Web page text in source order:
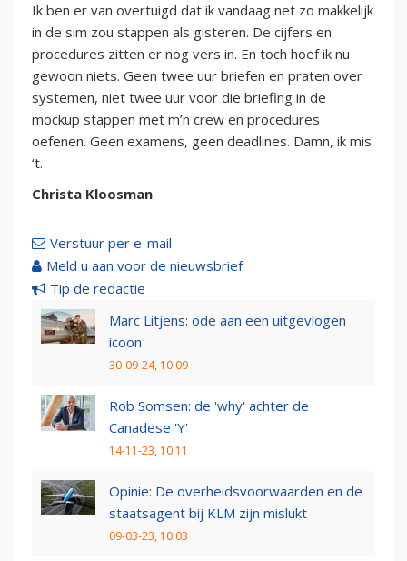
Ik ben er van overtuigd dat ik vandaag net zo makkelijk
in de sim zou stappen als gisteren. De cijfers en
procedures zitten er nog vers in. En toch hoef ik nu
gewoon niets. Geen twee uur briefen en praten over
systemen, niet twee uur voor die briefing in de
mockup stappen met m’n crew en procedures
oefenen. Geen examens, geen deadlines. Damn, ik mis
‘t.
Christa Kloosman
Verstuur per e-mail
Meld u aan voor de nieuwsbrief
Tip de redactie
Marc Litjens: ode aan een uitgevlogen
icoon
30-09-24, 10:09
Rob Somsen: de 'why' achter de
Canadese 'Y'
14-11-23, 10:11
Opinie: De overheidsvoorwaarden en de
staatsagent bij KLM zijn mislukt
09-03-23, 10:03